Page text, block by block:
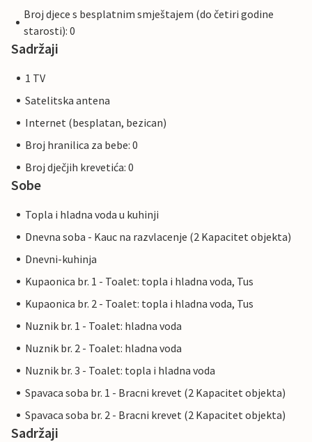
Broj djece s besplatnim smještajem (do četiri godine
starosti): 0
Sadržaji
1 TV
Satelitska antena
Internet (besplatan, bezican)
Broj hranilica za bebe: 0
Broj dječjih krevetića: 0
Sobe
Topla i hladna voda u kuhinji
Dnevna soba - Kauc na razvlacenje (2 Kapacitet objekta)
Dnevni-kuhinja
Kupaonica br. 1 - Toalet: topla i hladna voda, Tus
Kupaonica br. 2 - Toalet: topla i hladna voda, Tus
Nuznik br. 1 - Toalet: hladna voda
Nuznik br. 2 - Toalet: hladna voda
Nuznik br. 3 - Toalet: topla i hladna voda
Spavaca soba br. 1 - Bracni krevet (2 Kapacitet objekta)
Spavaca soba br. 2 - Bracni krevet (2 Kapacitet objekta)
Sadržaji